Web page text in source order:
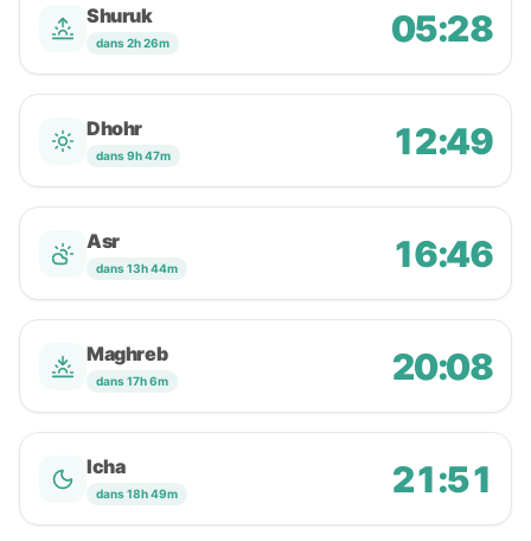
Shuruk
dans 2h 26m 05:28
Dhohr
dans 9h 47m 12:49
Asr
dans 13h 44m 16:46
Maghreb
dans 17h 6m 20:08
Icha
dans 18h 49m 21:51